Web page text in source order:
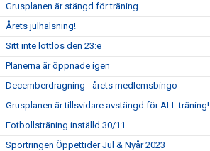
Grusplanen är stängd för träning
Årets julhälsning!
Sitt inte lottlös den 23:e
Planerna är öppnade igen
Decemberdragning - årets medlemsbingo
Grusplanen är tillsvidare avstängd för ALL träning!
Fotbollsträning inställd 30/11
Sportringen Öppettider Jul & Nyår 2023